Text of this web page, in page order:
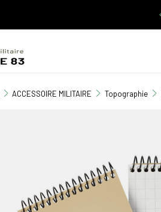
ACCESSOIRE MILITAIRE Topographie